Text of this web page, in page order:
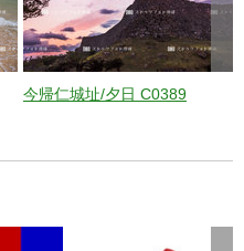
今帰仁城址/夕日 C0389